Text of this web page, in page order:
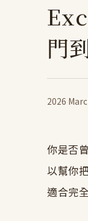
門
2026
你是否
以幫你
適合完